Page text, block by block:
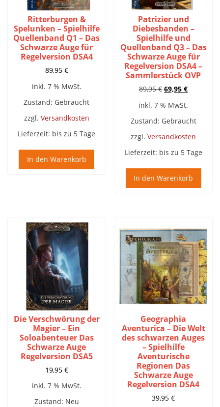
Ritterburgen &
Spelunken – Spielhilfe
Quellenband Q1 – Das
Schwarze Auge für
Regelversion DSA4
89,95 €
inkl. 7 % MwSt.
Zustand: Gebraucht
zzgl. Versandkosten
Lieferzeit: bis zu 5 Tage
In den Warenkorb
Patrizier und
Diebesbanden –
Spielhilfe und
Quellenband Q3 – Das
Schwarze Auge für
Regelversion DSA4 –
Sammlerstück OVP
89,95€ Ursprünglicher
war:
89,95 €
69,95€Aktueller
ist:
69,95 €.
inkl. 7 % MwSt.
Zustand: Gebraucht
zzgl.Versandkosten
Lieferzeit: bis zu 5 Tage
In den Warenkorb
Die Verschwörung der
Magier – Ein
Soloabenteuer Das
Schwarze Auge
Regelversion DSA5
19,95 €
inkl. 7 % MwSt.
Zustand: Neu
Geographia
Aventurica – Die Welt
des schwarzen Auges
– Spielhilfe
Aventurische
Regionen Das
Schwarze Auge
Regelversion DSA4
39,95€